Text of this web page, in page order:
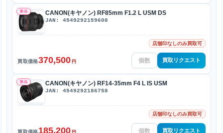
新品 CANON(キヤノン) RF85mm F1.2 L USM DS
JAN: 4549292159608
店舗印なしのみ買取可
買取価格370,500 円 買取リクエスト
新品 CANON(キヤノン) RF14-35mm F4 L IS USM
JAN: 4549292186758
店舗印なしのみ買取可
買取価格185,200 買取リクエスト